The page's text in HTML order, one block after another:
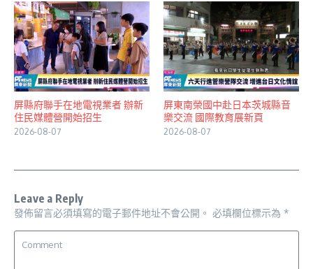
屏縣府聯手在地電視業者 辦新
住民媒體營開始招生
2026-08-07
屏東南榮國中赴日本茨城縣音
樂交流 國際教育展新頁
2026-08-07
Leave a Reply
發佈留言必須填寫的電子郵件地址不會公開。 必填欄位標示為 *